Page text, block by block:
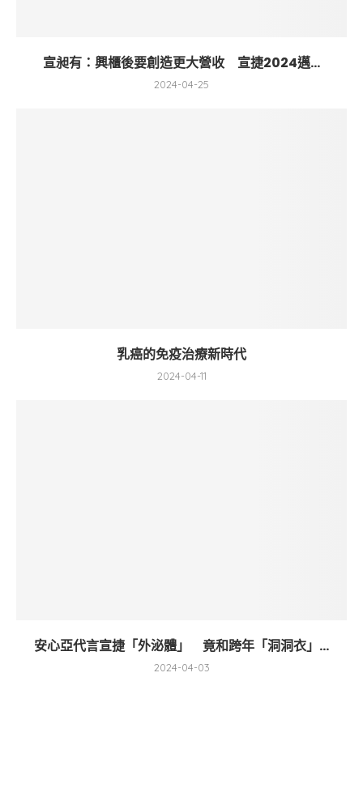
宣昶有：興櫃後要創造更大營收 宣捷2024邁...
2024-04-25
乳癌的免疫治療新時代
2024-04-11
安心亞代言宣捷「外泌體」 竟和跨年「洞洞衣」...
2024-04-03